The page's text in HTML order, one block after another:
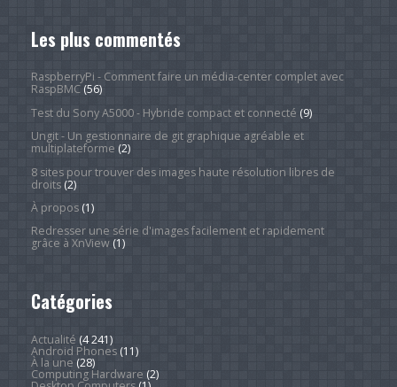
Les plus commentés
RaspberryPi - Comment faire un média-center complet avec
RaspBMC(56)
Test du Sony A5000 - Hybride compact et connecté (9)
Ungit - Un gestionnaire de git graphique agréable et
multiplateforme (2)
8 sites pour trouver des images haute résolution libres de
droits(2)
À propos(1)
Redresser une série d'images facilement et rapidement
grâce à XnView(1)
Catégories
Actualité (4 241)
Android Phones(11)
À la une (28)
Computing Hardware (2)